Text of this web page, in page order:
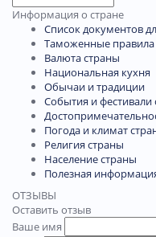
Информация о стране
Список документов
Таможенные правила
Валюта страны
Национальная кухня
Обычаи и традиции
События и фестивали
Погода и климат
Религия страны
Население страны
Полезная
ОТЗЫВЫ
Оставить отзыв
Ваше имя